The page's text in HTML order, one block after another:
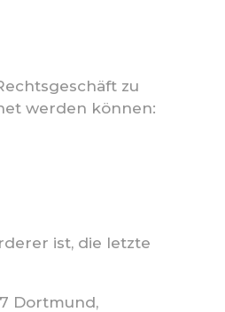
zu
werden können:
ist, die letzte
Dortmund,